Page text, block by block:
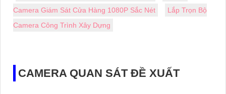
Camera Giám Sát Cửa Hàng 1080P Sắc Nét
Lắp Trọn Bộ
Camera Công Trình Xây Dựng
CAMERA QUAN SÁT ĐỀ XUẤT